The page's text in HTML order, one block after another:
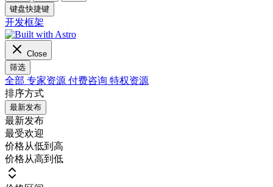
键盘快捷键
开发框架
Close
筛选
全部 专家资源 付费咨询 特权资源
排序方式
最新发布
最新发布
最受欢迎
价格从低到高
价格从高到低